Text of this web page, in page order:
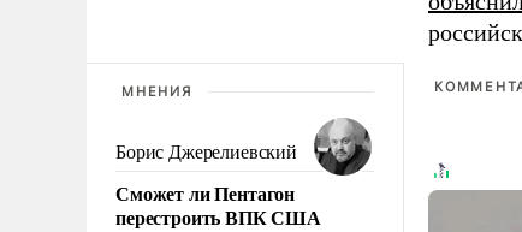
МНЕНИЯ
Борис Джерелиевский
Сможет ли Пентагон
перестроить ВПК США